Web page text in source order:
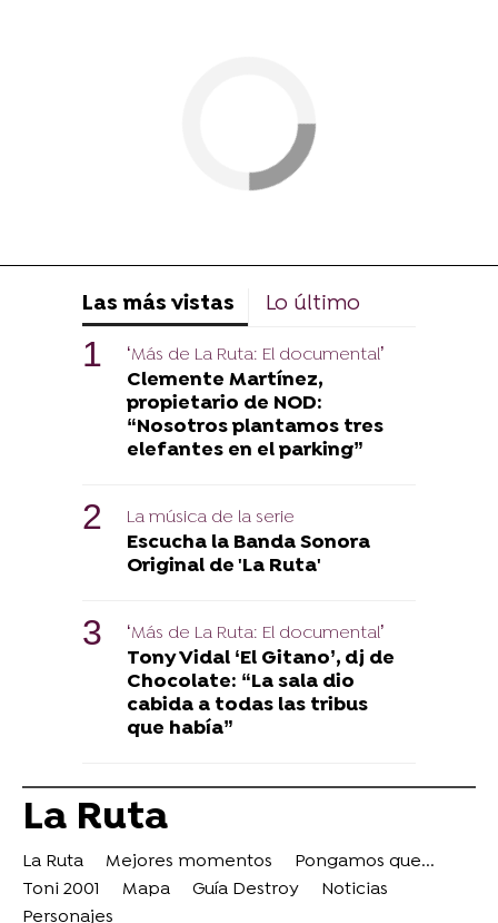
Las más vistas Lo último
‘Más de La Ruta: El documental’
Clemente Martínez,
propietario de NOD:
“Nosotros plantamos tres
elefantes en el parking”
La música de la serie
Escucha la Banda Sonora
Original de 'La Ruta'
‘Más de La Ruta: El documental’
Tony Vidal ‘El Gitano’, dj de
Chocolate: “La sala dio
cabida a todas las tribus
que había”
La Ruta
La Ruta Mejores momentos
Pongamos que...
Toni 2001
Mapa Guía Destroy
Noticias
Personajes